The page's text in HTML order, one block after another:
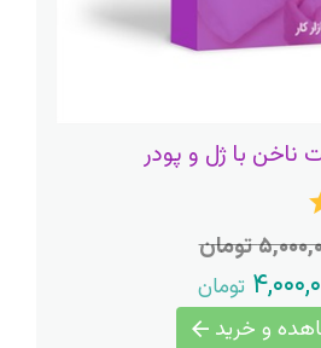
با ژل و پودر
تومان
تومان
و خرید